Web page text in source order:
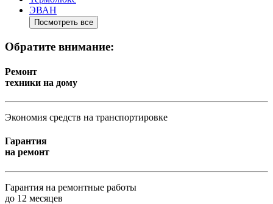
ЭВАН
Посмотреть все
Обратите внимание:
Ремонт
техники на дому
Экономия средств на транспортировке
Гарантия
на ремонт
Гарантия на ремонтные работы
до 12 месяцев